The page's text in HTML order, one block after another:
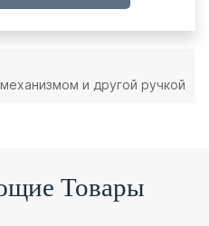
и другой ручкой
Товары